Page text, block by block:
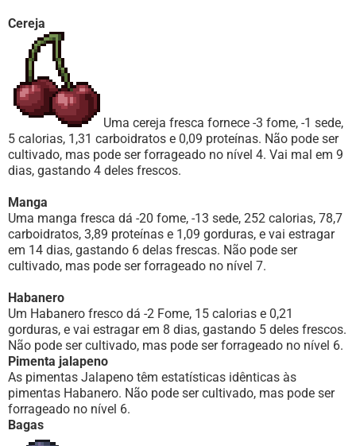
Cereja
Uma cereja fresca fornece -3 fome, -1 sede,
5 calorias, 1,31 carboidratos e 0,09 proteínas. Não pode ser
cultivado, mas pode ser forrageado no nível 4. Vai mal em 9
dias, gastando 4 deles frescos.
Manga
Uma manga fresca dá -20 fome, -13 sede, 252 calorias, 78,7
carboidratos, 3,89 proteínas e 1,09 gorduras, e vai estragar
em 14 dias, gastando 6 delas frescas. Não pode ser
cultivado, mas pode ser forrageado no nível 7.
Habanero
Um Habanero fresco dá -2 Fome, 15 calorias e 0,21
gorduras, e vai estragar em 8 dias, gastando 5 deles frescos.
Não pode ser cultivado, mas pode ser forrageado no nível 6.
Pimenta jalapeno
As pimentas Jalapeno têm estatísticas idênticas às
pimentas Habanero. Não pode ser cultivado, mas pode ser
forrageado no nível 6.
Bagas